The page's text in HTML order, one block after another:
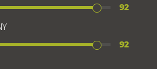
92
92